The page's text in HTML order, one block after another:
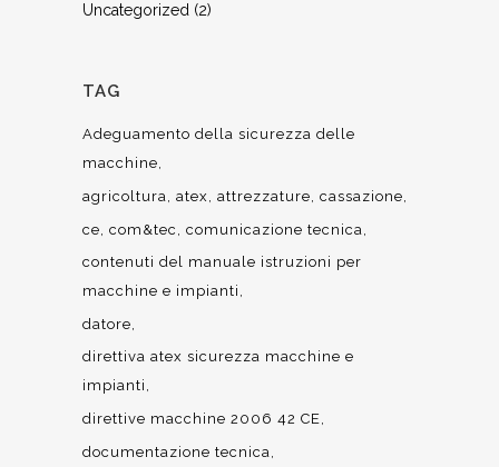
Uncategorized (2)
TAG
Adeguamento della sicurezza delle
macchine
agricoltura atex attrezzature cassazione
ce com&tec
comunicazione tecnica
contenuti del manuale istruzioni per
macchine e impianti
datore
direttiva atex sicurezza macchine e
impianti
direttive macchine 2006 42 CE
documentazione tecnica